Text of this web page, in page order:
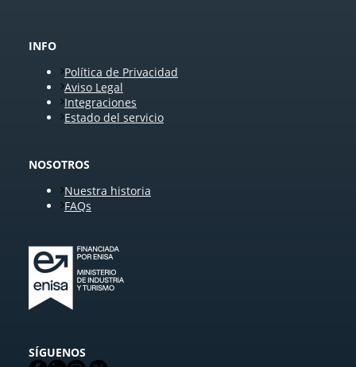
INFO
Política de Privacidad
Aviso Legal
Integraciones
Estado del servicio
NOSOTROS
Nuestra historia
FAQs
SÍGUENOS